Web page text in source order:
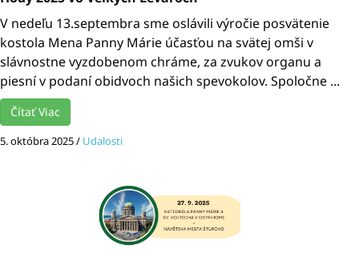
V nedeľu 13.septembra sme oslávili výročie posvätenie
kostola Mena Panny Márie účasťou na svätej omši v
slávnostne vyzdobenom chráme, za zvukov organu a
piesní v podaní obidvoch našich spevokolov. Spoločne ...
Čítať Viac
5. októbra 2025/ Udalosti